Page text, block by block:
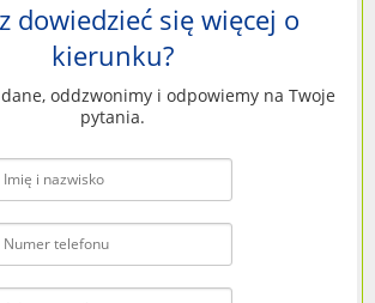
dowiedzieć się więcej o
kierunku?
oddzwonimy i odpowiemy na Twoje
pytania.